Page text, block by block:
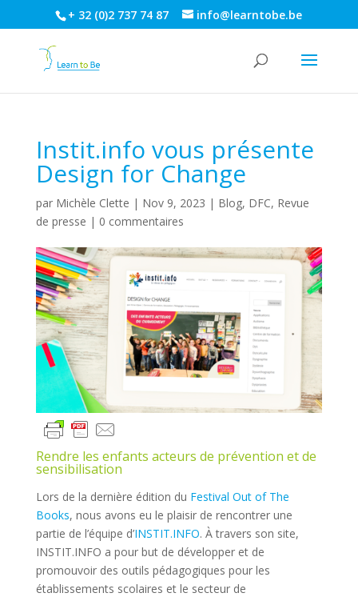
+ 32 (0)2 737 74 87 info@learntobe.be
Instit.info vous présente
Design for Change
par Michèle Clette | Nov 9, 2023 | Blog, DFC, Revue
de presse | 0 commentaires
Rendre les enfants acteurs de prévention et de
sensibilisation
Lors de la dernière édition du Festival Out of The
Books, nous avons eu le plaisir de rencontrer une
partie de l’équipe d’INSTIT.INFO. À travers son site,
INSTIT.INFO a pour but de développer et de
promouvoir des outils pédagogiques pour les
établissements scolaires et le secteur de